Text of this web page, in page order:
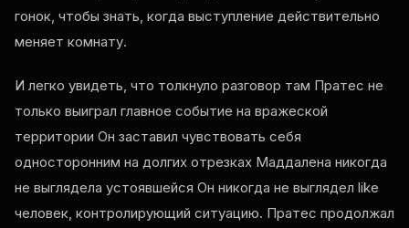
гонок, чтобы знать, когда выступление действительно
меняет комнату.
И легко увидеть, что толкнуло разговор там Пратес не
только выиграл главное событие на вражеской
территории Он заставил чувствовать себя
односторонним на долгих отрезках Маддалена никогда
не выглядела устоявшейся Он никогда не выглядел like
человек, контролирующий ситуацию. Пратес продолжал